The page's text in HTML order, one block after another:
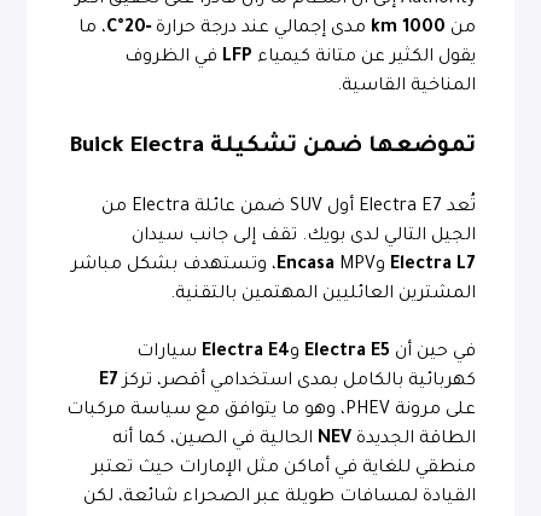
من 1000 km مدى إجمالي عند درجة حرارة‑20°C
، ما
يقول الكثير عن متانة كيمياء LFP في الظروف
المناخية القاسية.
تموضعها ضمن تشكيلة Buick Electra
تُعد Electra E7 أول SUV ضمن عائلة Electra من
الجيل التالي لدى بويك. تقف إلى جانب سيدان
Electra L7 و EncasaMPV، وتستهدف بشكل مباشر
المشترين العائليين المهتمين بالتقنية.
في حين أن Electra E5 وElectra E4 سيارات
كهربائية بالكامل بمدى استخدامي أقصر، تركزE7
على مرونة PHEV، وهو ما يتوافق مع سياسة مركبات
الطاقة الجديدة NEV الحالية في الصين، كما أنه
منطقي للغاية في أماكن مثل الإمارات حيث تعتبر
القيادة لمسافات طويلة عبر الصحراء شائعة، لكن